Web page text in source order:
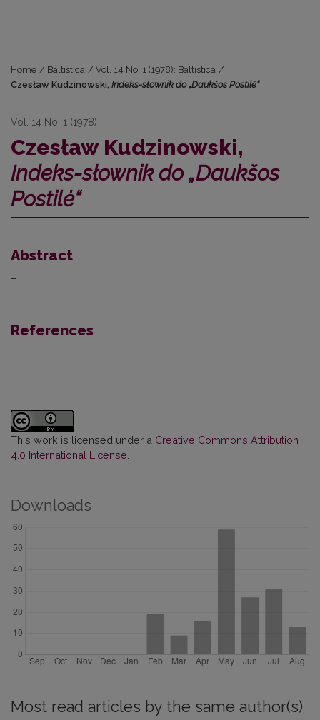
Home / Baltistica / Vol. 14 No. 1 (1978): Baltistica /
Czesław Kudzinowski, Indeks-słownik do „Daukšos Postilė“
Vol. 14 No. 1 (1978)
Czesław Kudzinowski,
Indeks-słownik do „Daukšos
Postilė“
Abstract
–
References
This work is licensed under a Creative Commons Attribution
4.0 International License
Downloads
Most read articles by the same author(s)